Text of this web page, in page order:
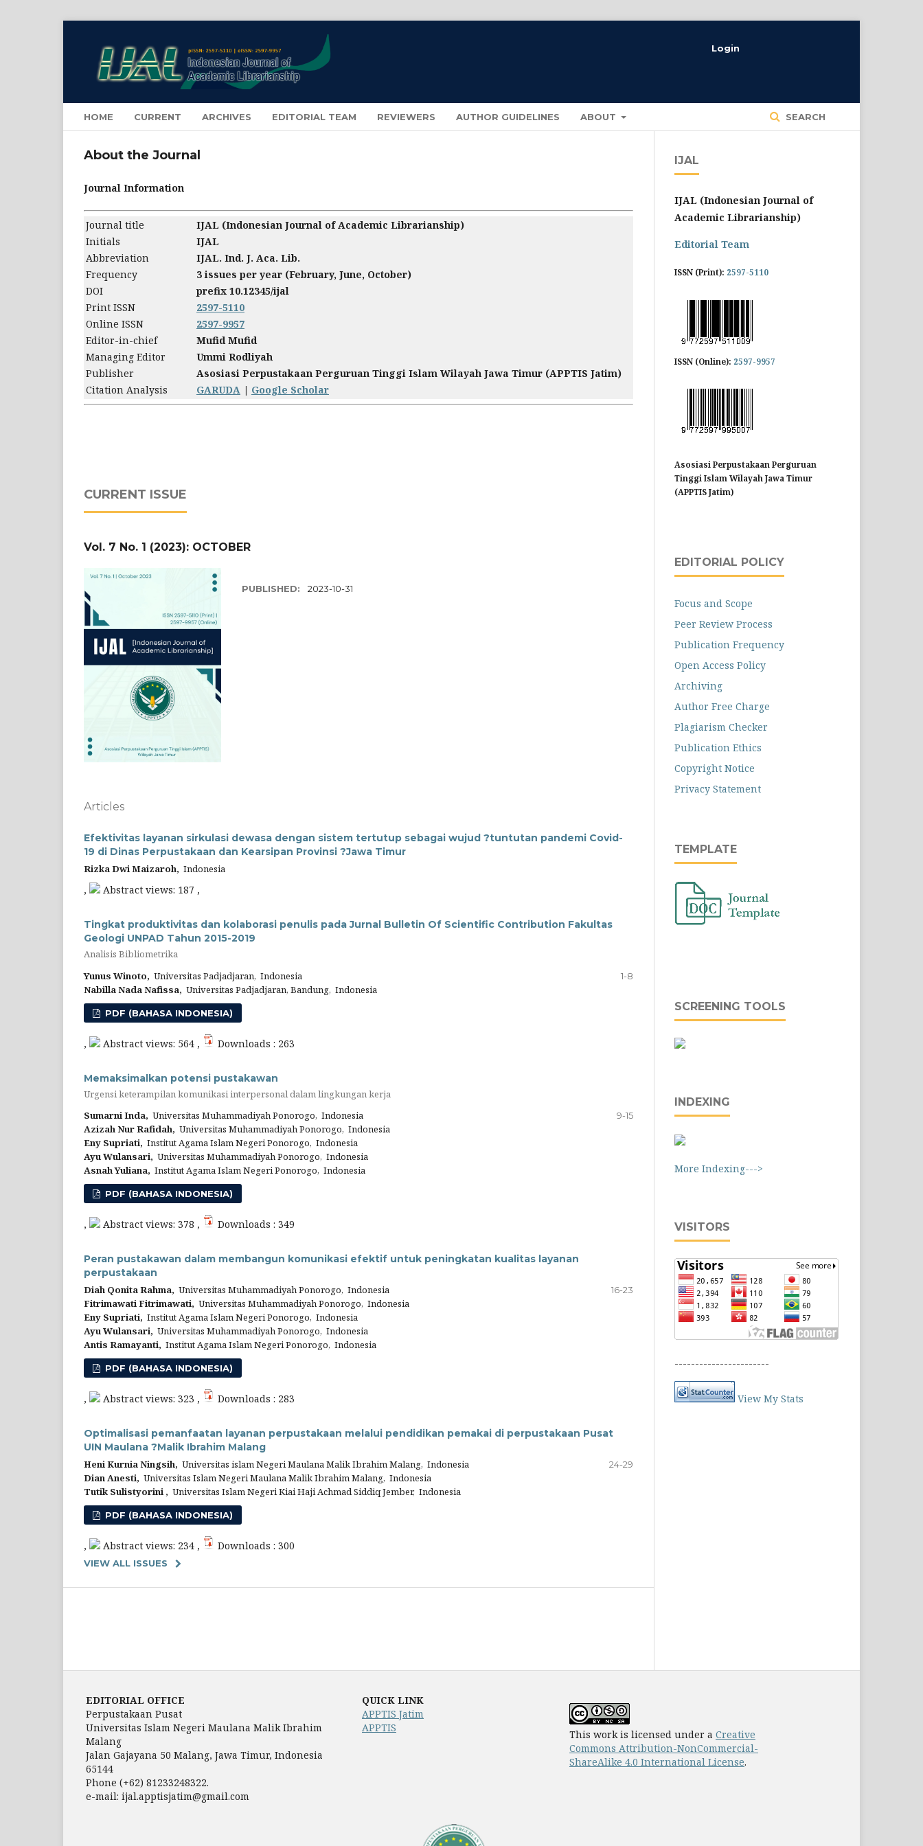
HOME CURRENT ARCHIVES EDITORIAL TEAM REVIEWERS AUTHOR GUIDELINES ABOUT SEARCH
Login
About the Journal
Journal Information
Journal title
IJAL (Indonesian Journal of Academic Librarianship)
Initials
IJAL
Abbreviation
IJAL. Ind. J. Aca. Lib.
Frequency
3 issues per year (February, June, October)
DOI
prefix 10.12345/ijal
Print ISSN
2597-5110
Online ISSN
2597-9957
Editor-in-chief
Mufid Mufid
Managing Editor
Ummi Rodliyah
Publisher
Asosiasi Perpustakaan Perguruan Tinggi Islam Wilayah Jawa Timur (APPTIS Jatim)
Citation Analysis
GARUDA | Google Scholar
CURRENT ISSUE
Vol. 7 No. 1 (2023): OCTOBER
PUBLISHED: 2023-10-31
Articles
Efektivitas layanan sirkulasi dewasa dengan sistem tertutup sebagai wujud ?tuntutan pandemi Covid-
19 di Dinas Perpustakaan dan Kearsipan Provinsi ?Jawa Timur
Rizka Dwi Maizaroh, Indonesia
, Abstract views: 187 ,
Tingkat produktivitas dan kolaborasi penulis pada Jurnal Bulletin Of Scientific Contribution Fakultas
Geologi UNPAD Tahun 2015-2019
Analisis Bibliometrika
Yunus Winoto, Universitas Padjadjaran, Indonesia
Nabilla Nada Nafissa, Universitas Padjadjaran, Bandung, Indonesia
1-8
PDF (BAHASA INDONESIA)
, Abstract views: 564 , Downloads : 263
Memaksimalkan potensi pustakawan
Urgensi keterampilan komunikasi interpersonal dalam lingkungan kerja
Sumarni Inda, Universitas Muhammadiyah Ponorogo, Indonesia
Azizah Nur Rafidah, ‎Universitas Muhammadiyah Ponorogo, Indonesia
Eny Supriati‎, ‎Institut Agama Islam Negeri Ponorogo, Indonesia
Ayu Wulansari, Universitas Muhammadiyah Ponorogo, Indonesia
Asnah Yuliana, ‎Institut Agama Islam Negeri Ponorogo, Indonesia
9-15
PDF (BAHASA INDONESIA)
, Abstract views: 378 , Downloads : 349
Peran pustakawan dalam membangun komunikasi efektif untuk peningkatan kualitas layanan
perpustakaan
Diah Qonita Rahma, Universitas Muhammadiyah Ponorogo, Indonesia
Fitrimawati‎ Fitrimawati‎, Universitas Muhammadiyah Ponorogo, Indonesia
Eny Supriati‎, ‎Institut Agama Islam Negeri Ponorogo, Indonesia
Ayu Wulansari, Universitas Muhammadiyah Ponorogo, Indonesia
Antis Ramayanti, Institut Agama Islam Negeri Ponorogo, Indonesia
16-23
PDF (BAHASA INDONESIA)
, Abstract views: 323 , Downloads : 283
Optimalisasi pemanfaatan layanan perpustakaan melalui pendidikan pemakai di perpustakaan Pusat
UIN Maulana ?Malik Ibrahim Malang
Heni Kurnia Ningsih, Universitas islam Negeri Maulana Malik Ibrahim Malang, Indonesia
Dian Anesti, Universitas Islam Negeri Maulana Malik Ibrahim Malang, Indonesia
Tutik Sulistyorini ‎, Universitas Islam Negeri Kiai Haji Achmad Siddiq Jember, Indonesia
24-29
PDF (BAHASA INDONESIA)
, Abstract views: 234 , Downloads : 300
VIEW ALL ISSUES
IJAL
IJAL (Indonesian Journal of
Academic Librarianship)
Editorial Team
ISSN (Print): 2597-5110
ISSN (Online): 2597-9957
Asosiasi Perpustakaan Perguruan
Tinggi Islam Wilayah Jawa Timur
(APPTIS Jatim)
EDITORIAL POLICY
Focus and Scope
Peer Review Process
Publication Frequency
Open Access Policy
Archiving
Author Free Charge
Plagiarism Checker
Publication Ethics
Copyright Notice
Privacy Statement
TEMPLATE
SCREENING TOOLS
INDEXING
More Indexing--->
VISITORS
-----------------------
View My Stats
EDITORIAL OFFICE
Perpustakaan Pusat
Universitas Islam Negeri Maulana Malik Ibrahim
Malang
Jalan Gajayana 50 Malang, Jawa Timur, Indonesia
65144
Phone (+62) 81233248322.
e-mail: ijal.apptisjatim@gmail.com
QUICK LINK
APPTIS Jatim
APPTIS
This work is licensed under a Creative
Commons Attribution-NonCommercial-
ShareAlike 4.0 International License.